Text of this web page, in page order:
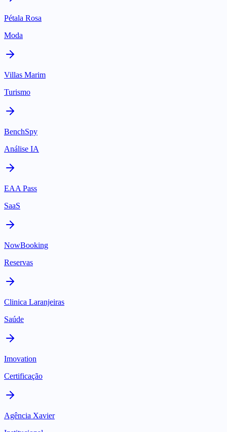
Pétala Rosa
Moda
Villas Marim
Turismo
BenchSpy
Análise IA
EAA Pass
SaaS
NowBooking
Reservas
Clinica Laranjeiras
Saúde
Imovation
Certificação
Agência Xavier